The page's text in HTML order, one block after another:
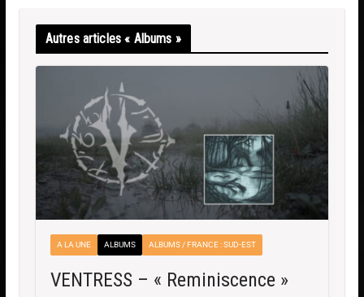
Autres articles « Albums »
A LA UNE ALBUMS ALBUMS / FRANCE : SUD-EST
VENTRESS – « Reminiscence »